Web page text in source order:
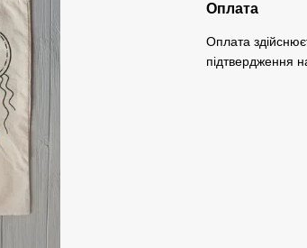
Оплата
Оплата
підтвердження